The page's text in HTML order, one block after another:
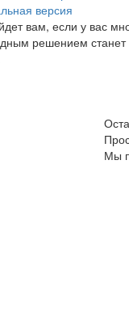
версия
вам, если у вас
решением
Мы